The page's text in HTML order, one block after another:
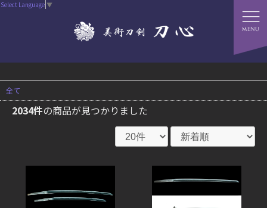
Select Language ▼
全て
2034件の商品が見つかりました